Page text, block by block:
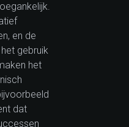
en de
gebruik
het
dat